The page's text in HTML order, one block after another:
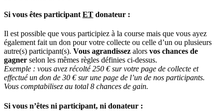
Si vous êtes participant ET donateur :
Il est possible que vous participiez à la course mais que vous ayez
également fait un don pour votre collecte ou celle d’un ou plusieurs
autre(s) participant(s). Vous agrandissez alors vos chances de
gagner selon les mêmes règles définies ci-dessus.
Exemple : vous avez récolté 250 € sur votre page de collecte et
effectué un don de 30 € sur une page de l’un de nos participants.
Vous comptabilisez au total 8 chances de gain.
Si vous n’êtes ni participant, ni donateur :